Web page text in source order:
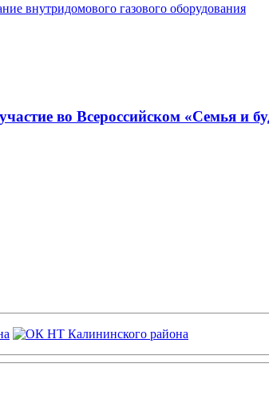
внутридомового газового оборудования
во Всероссийском «Семья и